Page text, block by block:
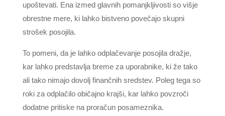
upoštevati. Ena izmed glavnih pomanjkljivosti so višje
obrestne mere, ki lahko bistveno povečajo skupni
strošek posojila.
To pomeni, da je lahko odplačevanje posojila dražje,
kar lahko predstavlja breme za uporabnike, ki že tako
ali tako nimajo dovolj finančnih sredstev. Poleg tega so
roki za odplačilo običajno krajši, kar lahko povzroči
dodatne pritiske na proračun posameznika.